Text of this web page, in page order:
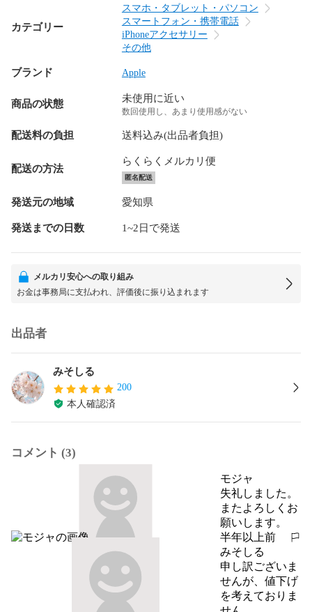
カテゴリー
スマホ・タブレット・パソコン
スマートフォン・携帯電話
iPhoneアクセサリー
その他
ブランド Apple
商品の状態 未使用に近い
数回使用し、あまり使用感がない
配送料の負担 送料込み(出品者負担)
配送の方法
らくらくメルカリ便
匿名配送
発送元の地域 愛知県
発送までの日数 1~2日で発送
メルカリ安心への取り組み
お金は事務局に支払われ、評価後に振り込まれます
出品者
みそしる
200
本人確認済
コメント (3)
モジャ
失礼しました。
またよろしくお
願いします。
半年以上前
報告する
みそしる
申し訳ございま
せんが、値下げ
を考えておりま